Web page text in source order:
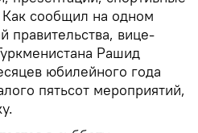
сообщил на одном
правительства, вице-
Рашид
юбилейного года
пятьсот мероприятий,